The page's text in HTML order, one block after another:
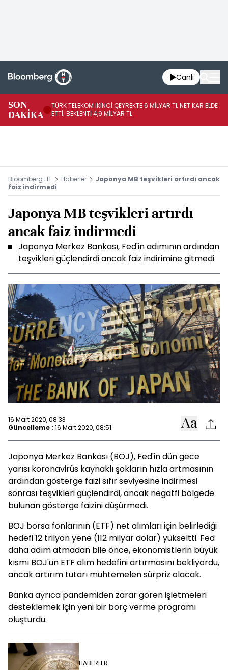
Canlı
SON
DAKİKA
TÜRK TELEKOM İKİNCİ ÇEYREKTE 6 MİLYAR TL NET KAR ELDE
ETTİ; BEKLENTİ 4,9 MİLYAR TL
Bloomberg HT Haberler
Japonya MB teşvikleri artırdı ancak
faiz indirmedi
Japonya MB teşvikleri artırdı
ancak faiz indirmedi
Japonya Merkez Bankası, Fed'in adımının ardından
teşvikleri güçlendirdi ancak faiz indirimine gitmedi
16 Mart 2020, 08:33
Güncelleme : 16 Mart 2020, 08:51
Japonya Merkez Bankası (BOJ), Fed'in dün gece
yarısı koronavirüs kaynaklı şokların hızla artmasının
ardından gösterge faizi sıfır seviyesine indirmesi
sonrası teşvikleri güçlendirdi, ancak negatfi bölgede
bulunan gösterge faizini düşürmedi.
BOJ borsa fonlarının (ETF) net alımları için belirlediği
hedefi 12 trilyon yene (112 milyar dolar) yükseltti. Fed
daha adım atmadan bile önce, ekonomistlerin büyük
kısmı BOJ'un ETF alım hedefini artırmasını bekliyordu,
ancak artırım tutarı muhtemelen sürpriz olacak.
Banka ayrıca pandemiden zarar gören işletmeleri
desteklemek için yeni bir borç verme programı
oluşturdu.
HABERLER